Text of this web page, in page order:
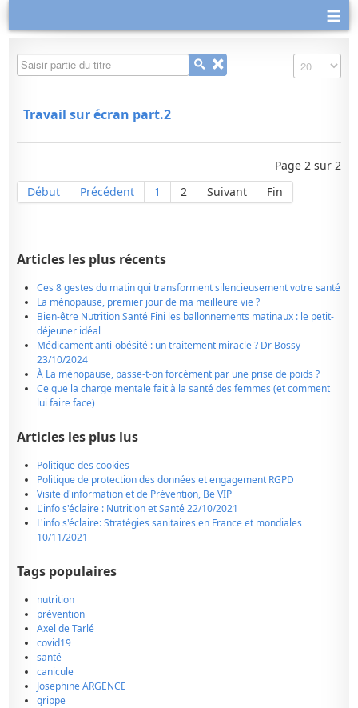
≡
Saisir partie du titre Affichage #
Travail sur écran part.2
Page 2 sur 2
Début
Précédent 1 2 Suivant Fin
Articles les plus récents
Ces 8 gestes du matin qui transforment silencieusement votre santé
La ménopause, premier jour de ma meilleure vie ?
Bien-être Nutrition Santé Fini les ballonnements matinaux : le petit-
déjeuner idéal
Médicament anti-obésité : un traitement miracle ? Dr Bossy
23/10/2024
À La ménopause, passe-t-on forcément par une prise de poids ?
Ce que la charge mentale fait à la santé des femmes (et comment
lui faire face)
Articles les plus lus
Politique des cookies
Politique de protection des données et engagement RGPD
Visite d'information et de Prévention, Be VIP
L'info s'éclaire : Nutrition et Santé 22/10/2021
L'info s'éclaire: Stratégies sanitaires en France et mondiales
10/11/2021
Tags populaires
nutrition
prévention
Axel de Tarlé
covid19
santé
canicule
Josephine ARGENCE
grippe